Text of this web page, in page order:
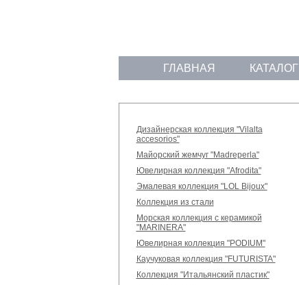
ГЛАВНАЯ КАТАЛОГ
Дизайнерская коллекция "Vilalta
accesorios"
Майорский жемчуг "Madreperla"
Ювелирная коллекция "Afrodita"
Эмалевая коллекция "LOL Bijoux"
Коллекция из стали
Морская коллекция с керамикой
"MARINERA"
Ювелирная коллекция "PODIUM"
Каучуковая коллекция "FUTURISTA"
Коллекция "Итальянский пластик"